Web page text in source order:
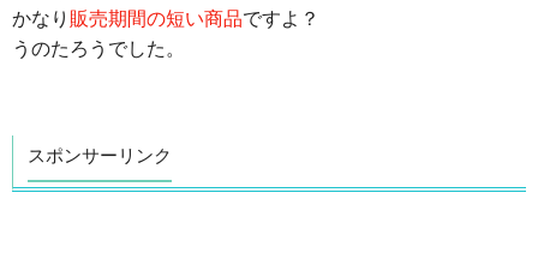
かなり 販売期間の短い商品ですよ？
うのたろうでした。
スポンサーリンク